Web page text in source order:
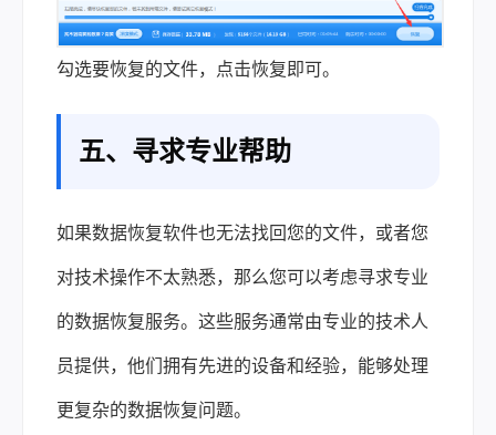
勾选要恢复的文件，点击恢复即可。
五、寻求专业帮助
如果数据恢复软件也无法找回您的文件，或者您
对技术操作不太熟悉，那么您可以考虑寻求专业
的数据恢复服务。这些服务通常由专业的技术人
员提供，他们拥有先进的设备和经验，能够处理
更复杂的数据恢复问题。